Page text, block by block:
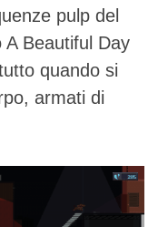
pulp del
A Beautiful Day
quando si
armati di